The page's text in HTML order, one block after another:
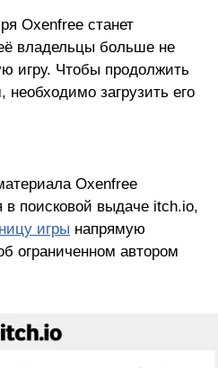
Oxenfree станет
владельцы больше не
игру. Чтобы продолжить
необходимо загрузить его
Oxenfree
в поисковой выдаче itch.io,
игры напрямую
ограниченном автором